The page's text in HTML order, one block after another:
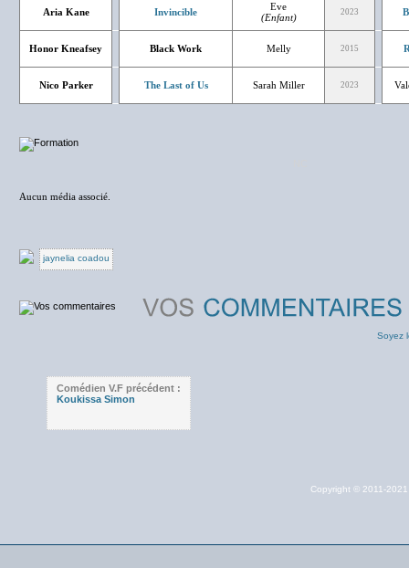
Aria Kane Invincible
Eve
(Enfant)
2023
Honor Kneafsey Black Work Melly 2015
Nico Parker The Last of Us Sarah Miller 2023
Aucun média associé.
jaynelia coadou
Soyez
Comédien V.F précédent :
Koukissa Simon
Copyright © 2011-